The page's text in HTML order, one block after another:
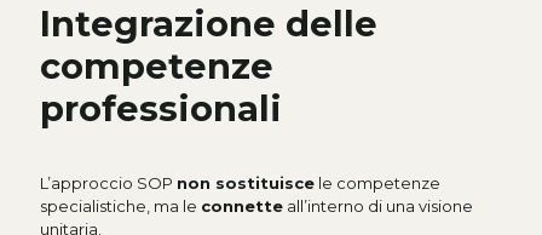
Integrazione delle
competenze
professionali
L’approccio SOP non sostituisce le competenze
specialistiche, ma le connette all’interno di una visione
unitaria.